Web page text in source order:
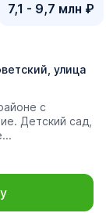
7,1 - 9,7 млн ₽
улица
с
Детский сад,